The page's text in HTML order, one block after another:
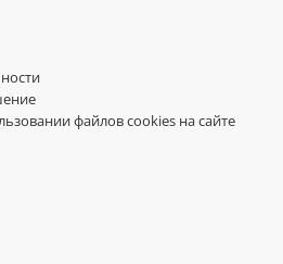
файлов cookies на сайте